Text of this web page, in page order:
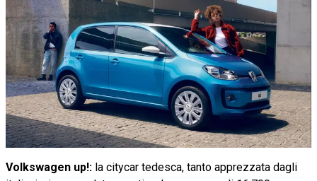
Volkswagen up!: la citycar tedesca, tanto apprezzata dagli